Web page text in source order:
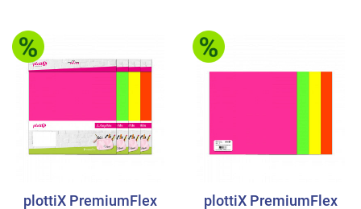
plottiX PremiumFlex plottiX PremiumFlex